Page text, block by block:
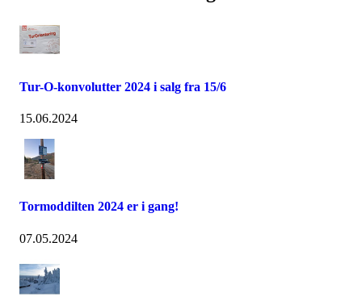
Tur-O-konvolutter 2024 i salg fra 15/6
15.06.2024
Tormoddilten 2024 er i gang!
07.05.2024